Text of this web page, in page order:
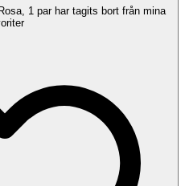
1 par har tagits bort från mina